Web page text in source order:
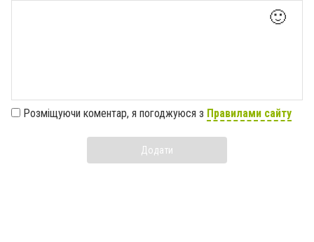
🙂
Розміщуючи коментар, я погоджуюся з Правилами сайту
Додати